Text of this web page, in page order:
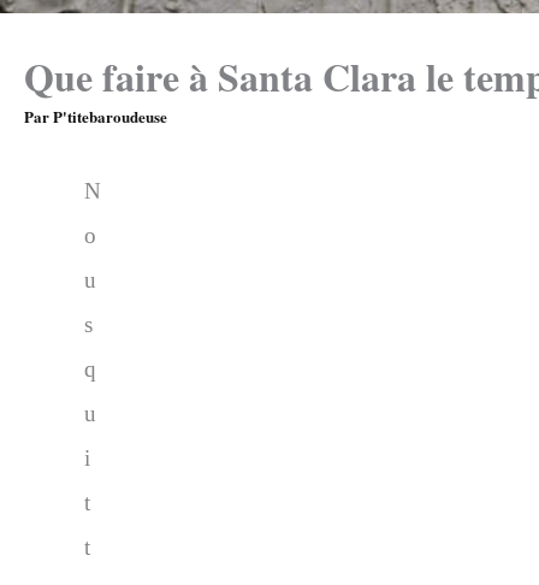
Que faire à Santa Clara le
ParP'titebaroudeuse
N
o
u
s
q
u
i
t
t